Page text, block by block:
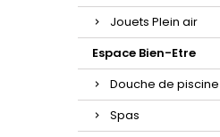
Jouets Plein air
Espace Bien-Etre
Douche de piscine
Spas